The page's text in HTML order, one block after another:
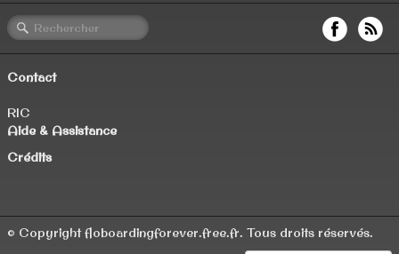
Contact
RIC
Aide & Assistance
Crédits
© Copyright floboardingforever.free.fr. Tous droits réservés.